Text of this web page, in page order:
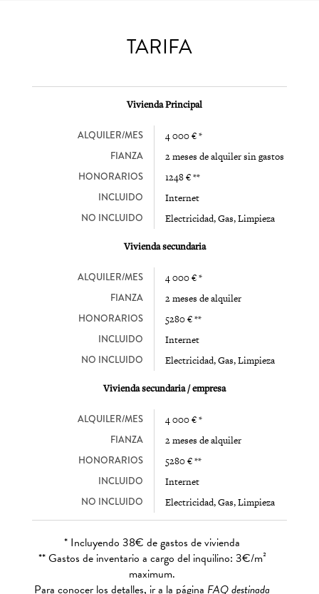
TARIFA
Vivienda Principal
ALQUILER/MES 4 000 € *
FIANZA 2 meses de alquiler sin gastos
HONORARIOS 1248 € **
INCLUIDO Internet
NO INCLUIDO Electricidad, Gas, Limpieza
Vivienda secundaria
ALQUILER/MES 4 000 € *
FIANZA 2 meses de alquiler
HONORARIOS 5280 € **
INCLUIDO Internet
NO INCLUIDO Electricidad, Gas, Limpieza
Vivienda secundaria / empresa
ALQUILER/MES 4 000 € *
FIANZA 2 meses de alquiler
HONORARIOS 5280 € **
INCLUIDO Internet
NO INCLUIDO Electricidad, Gas, Limpieza
* Incluyendo 38€ de gastos de vivienda
** Gastos de inventario a cargo del inquilino: 3€/m²
maximum.
Para conocer los detalles, ir a la página FAQ destinada